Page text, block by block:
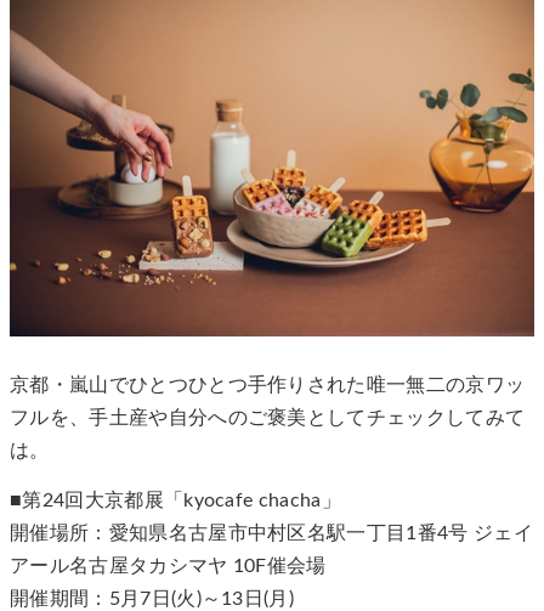
京都・嵐山でひとつひとつ手作りされた唯一無二の京ワッ
フルを、手土産や自分へのご褒美としてチェックしてみて
は。
■第24回大京都展「kyocafe chacha」
開催場所：愛知県名古屋市中村区名駅一丁目1番4号 ジェイ
アール名古屋タカシマヤ 10F催会場
開催期間：5月7日(火)～13日(月)